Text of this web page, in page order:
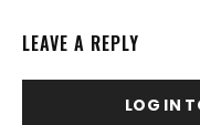
LEAVE A REPLY
LOG IN